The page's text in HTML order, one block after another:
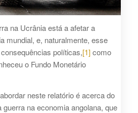
na Ucrânia está a afetar a
mundial, e, naturalmente, esse
políticas,[1]como
o Fundo Monetário
neste relatório é acerca do
na economia angolana, que